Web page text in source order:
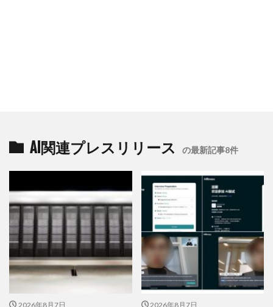
AI関連プレスリリース の最新記事8件
2026年8月7日 2026年8月7日